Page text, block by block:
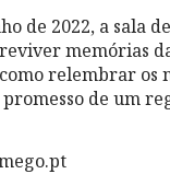
de 2022, a sala
memórias
relembrar os
de um